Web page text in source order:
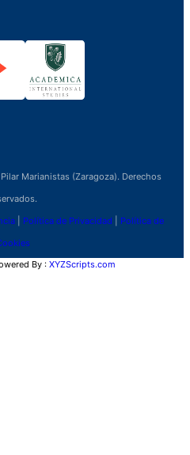
Marianistas (Zaragoza). Derechos
Política de Privacidad Política de
By : XYZScripts.com